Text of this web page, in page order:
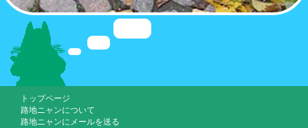
トップページ
路地ニャンについて
路地ニャンにメールを送る